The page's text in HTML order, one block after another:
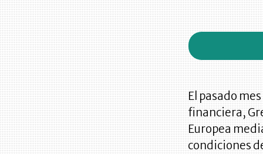
El pasado
financiera,
Europea
condiciones